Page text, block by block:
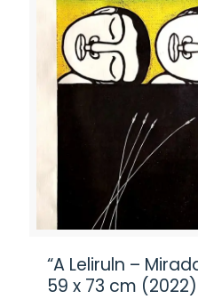
“A Leliruln –
59 x 73 cm (2022)